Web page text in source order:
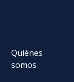
Quiénes
somos